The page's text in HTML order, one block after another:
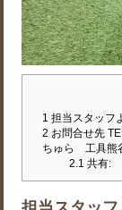
1 担当スタッフ
2 お問合せ先
ちゅら 工具熊
2.1 共有: